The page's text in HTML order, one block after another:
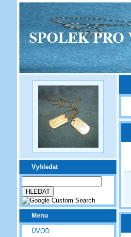
SPOLEK PRO
Vyhledat
Menu
ÚVOD